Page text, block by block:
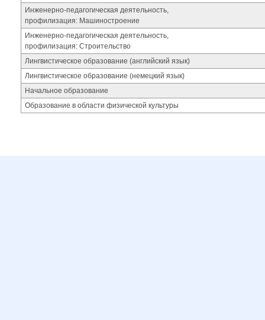
Инженерно-педагогическая деятельность,
профилизация: Машиностроение
Инженерно-педагогическая деятельность,
профилизация: Строительство
Лингвистическое образование (английский язык)
Лингвистическое образование (немецкий язык)
Начальное образование
Образование в области физической культуры